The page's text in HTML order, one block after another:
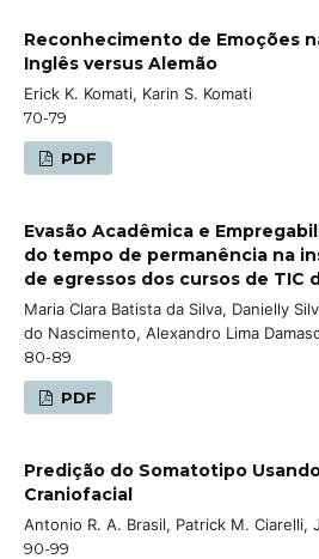
Reconhecimento de Emoções
Inglês versus Alemão
Erick K. Komati, Karin S. Komati
70-79
PDF
Evasão Acadêmica e
do tempo de permanência na
de egressos dos cursos de TIC
Maria Clara Batista da Silva, Danielly
do Nascimento, Alexandro Lima
80-89
PDF
Predição do Somatotipo
Craniofacial
Antonio R. A. Brasil, Patrick M. Ciarelli,
90-99